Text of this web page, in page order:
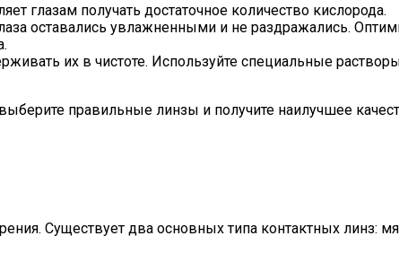
глазам получать достаточное количество кислорода.
оставались увлажненными и не раздражались.
их в чистоте. Используйте специальные
правильные линзы и получите наилучшее
Существует два основных типа контактных линз: